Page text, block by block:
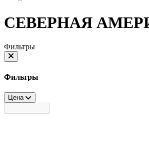
СЕВЕРНАЯ
Фильтры
Фильтры
Цена